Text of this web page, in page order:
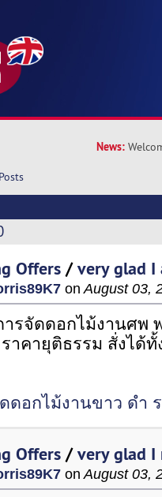
News:
Offers /very glad I
on August 03,
ารจัดดอกไม้งานศพ
าคายุติธรรม สั่งได้ทั้
ดอกไม้งานขาว ดํา
Offers /very glad I
on August 03,